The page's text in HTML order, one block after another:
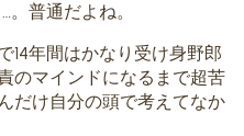
。普通だよね。
14年間はかなり受け身野郎
のマインドになるまで超苦
だけ自分の頭で考えてなか